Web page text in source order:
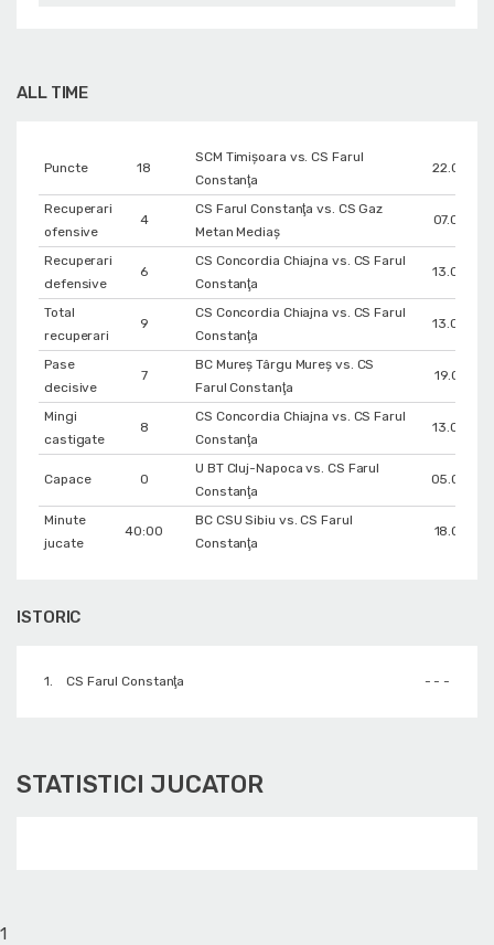
ALL TIME
Puncte 18
SCM Timișoara vs. CS Farul
Constanţa
Recuperari
ofensive
4
CS Farul Constanţa vs. CS Gaz
Metan Mediaș
Recuperari
defensive
6
CS Concordia Chiajna vs. CS Farul
Constanţa
Total
recuperari
9
CS Concordia Chiajna vs. CS Farul
Constanţa
Pase
decisive
7
BC Mureș Târgu Mureș vs. CS
Farul Constanţa
Mingi
castigate
8
CS Concordia Chiajna vs. CS Farul
Constanţa
Capace 0
U BT Cluj-Napoca vs. CS Farul
Constanţa
Minute
jucate
40:00
BC CSU Sibiu vs. CS Farul
Constanţa
ISTORIC
1. CS Farul Constanţa - - -
STATISTICI JUCATOR
1